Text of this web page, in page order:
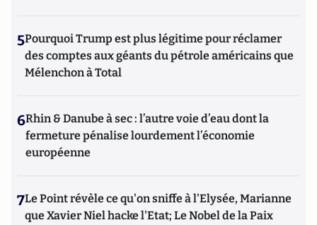
5Pourquoi Trump est plus légitime pour réclamer
des comptes aux géants du pétrole américains que
Mélenchon à Total
6Rhin & Danube à sec : l’autre voie d’eau dont la
fermeture pénalise lourdement l’économie
européenne
7Le Point révèle ce qu'on sniffe à l'Elysée, Marianne
que Xavier Niel hacke l'Etat; Le Nobel de la Paix